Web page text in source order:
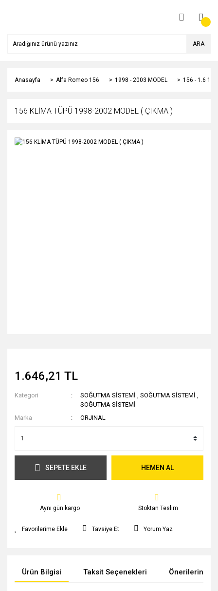
ARA
Anasayfa Alfa Romeo 156 1998 - 2003 MODEL 156 - 1.6
156 KLİMA TÜPÜ 1998-2002 MODEL ( ÇIKMA )
1.646,21 TL
Kategori SOĞUTMA SİSTEMİ ,SOĞUTMA SİSTEMİ ,
SOĞUTMA SİSTEMİ
Marka
ORJINAL
SEPETE EKLE HEMEN AL
Aynı gün kargo Stoktan Teslim
Tavsiye Et Yorum Yaz
Ürün Bilgisi Taksit Seçenekleri Önerileriniz